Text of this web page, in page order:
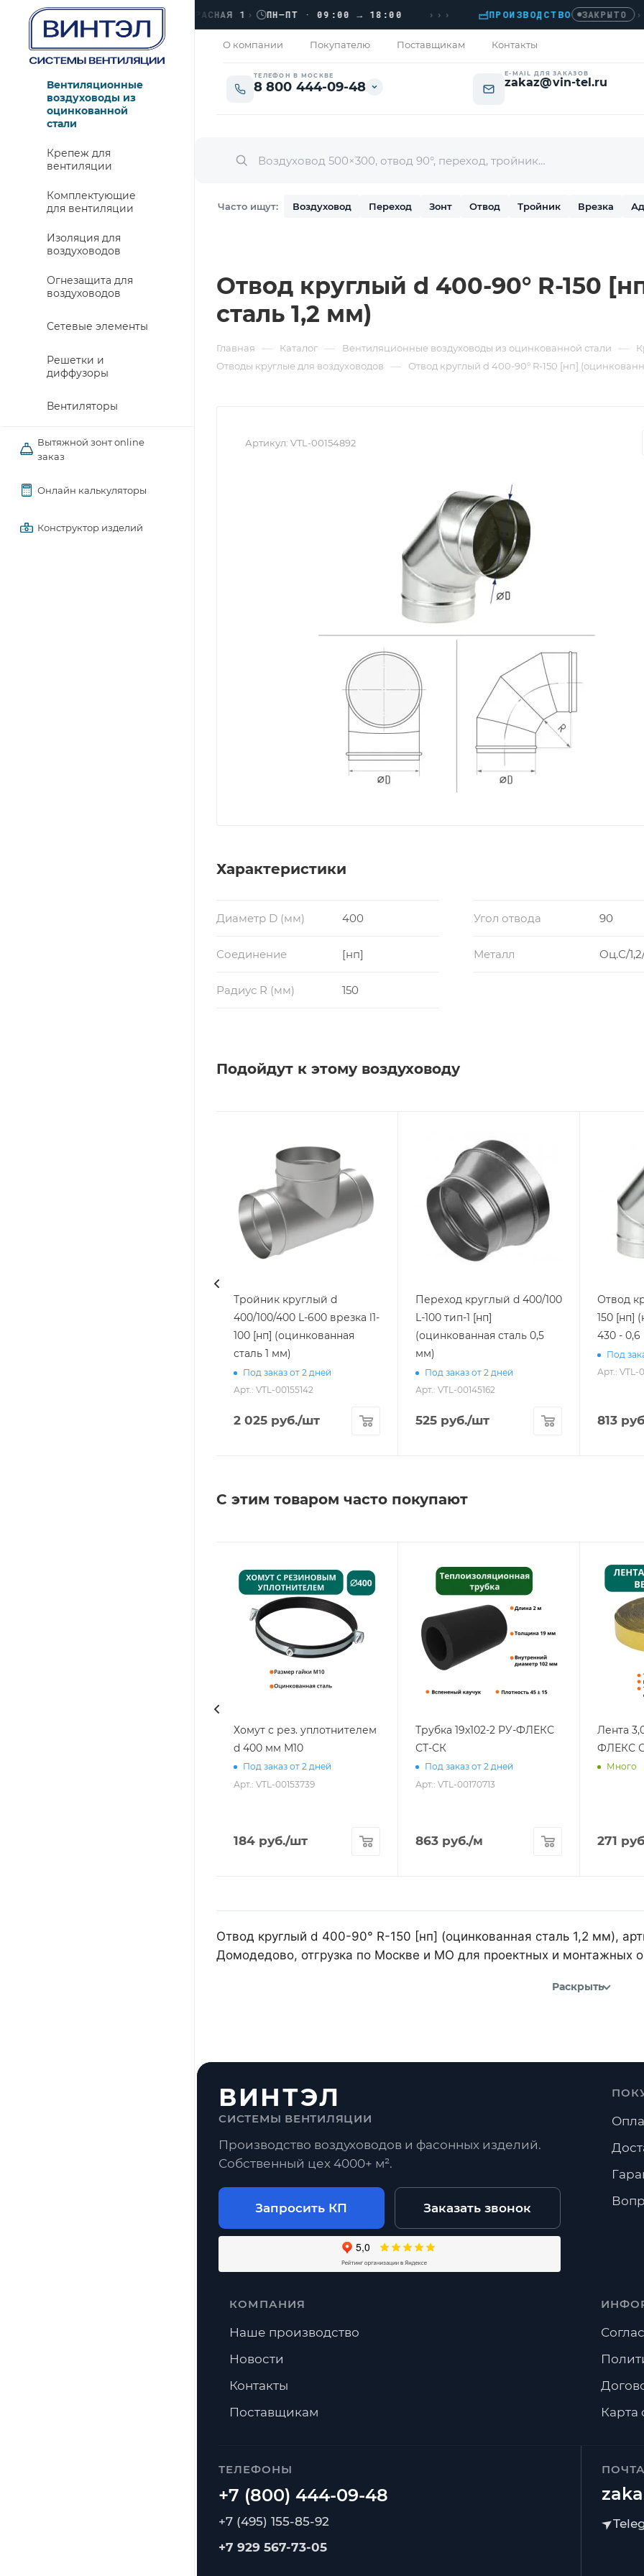
ЗАКРЫТО › ЛЮБЕРЦЫ, УЛ. КРАСНАЯ 1› ПН–ПТ · 09:00 → 18:00 ››› ПРОИЗВОДСТВО ЗАКРЫТО ›
О компании Покупателю Поставщикам Контакты
ТЕЛЕФОН В МОСКВЕ
8 800 444-09-48
E-MAIL ДЛЯ ЗАКАЗОВ
zakaz@vin-tel.ru
Часто ищут: Воздуховод Переход Зонт Отвод Тройник Врезка
Вентиляционные
воздуховоды из
оцинкованной
стали
Крепеж для
вентиляции
Комплектующие
для вентиляции
Изоляция для
воздуховодов
Огнезащита для
воздуховодов
Сетевые элементы
Решетки и
диффузоры
Вентиляторы
Вытяжной зонт online
заказ
Онлайн калькуляторы
Конструктор изделий
Отвод круглый d 400-90° R-150
сталь 1,2 мм)
Главная — Каталог — Вентиляционные воздуховоды из оцинкованной стали —
Отводы круглые для воздуховодов
— Отвод круглый d 400-90° R-150 [нп]
Артикул: VTL-00154892
Характеристики
Диаметр D (мм) 400 Угол отвода 90
Соединение [нп] Металл Оц.С/
Радиус R (мм) 150
Подойдут к этому воздуховоду
Тройник круглый d
400/100/400 L-600 врезка l1-
100 [нп] (оцинкованная
сталь 1 мм)
Под заказ от 2 дней
Арт.: VTL-00155142
2 025 руб./шт
Переход круглый d 400/100
L-100 тип-1 [нп]
(оцинкованная сталь 0,5
мм)
Под заказ от 2 дней
Арт.: VTL-00145162
525 руб./шт
Отвод
150 [нп]
430 -
Под
Арт.: VTL-
813
С этим товаром часто покупают
Хомут с рез. уплотнителем
d 400 мм М10
Под заказ от 2 дней
Арт.: VTL-00153739
184 руб./шт
Трубка 19х102-2 РУ-ФЛЕКС
СТ-СК
Под заказ от 2 дней
Арт.: VTL-00170713
863 руб./м
Лента
ФЛЕКС
Много
271
Отвод круглый d 400-90° R-150 [нп] (оцинкованная сталь 1,2 мм),
Домодедово, отгрузка по Москве и МО для проектных и монтажных
Раскрыть
ВИНТЭЛ
СИСТЕМЫ ВЕНТИЛЯЦИИ
Производство воздуховодов и фасонных изделий.
Собственный цех 4000+ м².
Запросить КП Заказать звонок
ТЕЛЕФОНЫ
+7 (495) 155-85-92
+7 929 567-73-05
КОМПАНИЯ
Наше производство
Новости
Контакты
Поставщикам
Карта